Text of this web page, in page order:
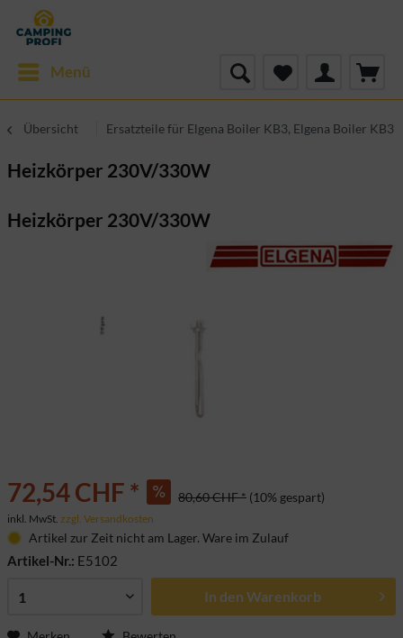
Menü
Übersicht Ersatzteile für Elgena Boiler KB3, Elgena Boiler KB3
Heizkörper 230V/330W
Heizkörper 230V/330W
72,54 CHF * 80,60 CHF * (10% gespart)
inkl. MwSt. zzgl. Versandkosten
Artikel zur Zeit nicht am Lager. Ware im Zulauf
Artikel-Nr.: E5102
In den Warenkorb